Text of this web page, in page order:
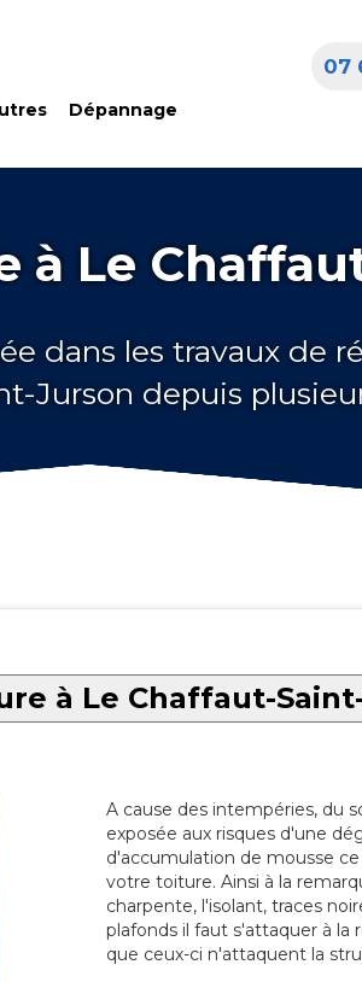
Dépannage
07
à Le
dans les travaux de
Jurson depuis
à Le Chaffaut-
A cause des intempéries, du
exposée aux risques d'une
d'accumulation de mousse
votre toiture. Ainsi à la
charpente, l'isolant, traces
plafonds il faut s'attaquer à la
que ceux-ci n'attaquent la